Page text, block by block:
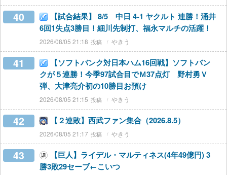
40
【試合結果】 8/5 中日 4-1 ヤクルト 連勝！涌井
6回1失点3勝目！細川先制打、福永マルチの活躍！
2026/08/05 21:18 やきう
41
【ソフトバンク対日本ハム16回戦】ソフトバン
クが５連勝！今季97試合目でＭ37点灯 野村勇Ｖ
弾、大津亮介初の10勝目お預け
2026/08/05 21:15 やきう
42 【２連敗】西武ファン集合（2026.8.5）
2026/08/05 21:17 やきう
43
【巨人】ライデル・マルティネス(4年49億円) 3
勝3敗29セーブ←こいつ